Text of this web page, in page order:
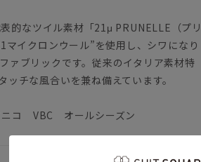
的なツイル素材「21μ PRUNELLE（プリ
イクロンウール”を使用し、シワになり
ァブリックです。従来のイタリア素材特
チな風合いを兼ね備えています。
コ VBC オールシーズン